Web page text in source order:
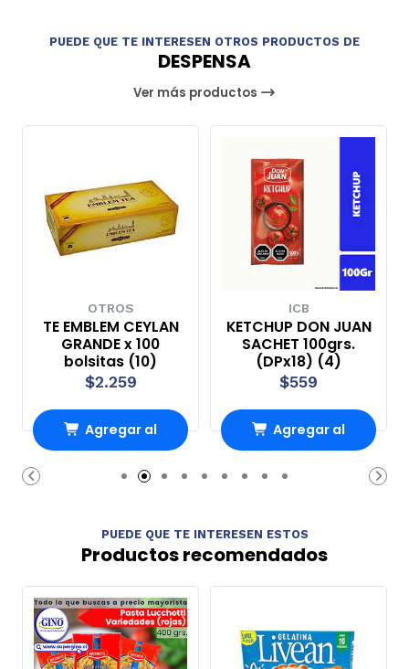
PUEDE QUE TE INTERESEN OTROS PRODUCTOS DE
DESPENSA
Ver más productos
OTROS
TE EMBLEM CEYLAN
GRANDE x 100
bolsitas (10)
$2.259
Agregar al
Carro
ICB
KETCHUP DON JUAN
SACHET 100grs.
(DPx18) (4)
$559
Agregar al
Carro
PUEDE QUE TE INTERESEN ESTOS
Productos recomendados